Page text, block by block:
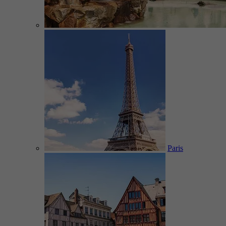
Paris